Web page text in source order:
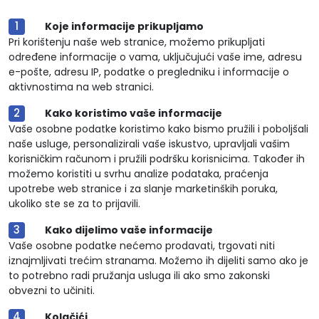
Koje informacije prikupljamo
Pri korištenju naše web stranice, možemo prikupljati
određene informacije o vama, uključujući vaše ime, adresu
e-pošte, adresu IP, podatke o pregledniku i informacije o
aktivnostima na web stranici.
Kako koristimo vaše informacije
Vaše osobne podatke koristimo kako bismo pružili i poboljšali
naše usluge, personalizirali vaše iskustvo, upravljali vašim
korisničkim računom i pružili podršku korisnicima. Također ih
možemo koristiti u svrhu analize podataka, praćenja
upotrebe web stranice i za slanje marketinških poruka,
ukoliko ste se za to prijavili.
Kako dijelimo vaše informacije
Vaše osobne podatke nećemo prodavati, trgovati niti
iznajmljivati trećim stranama. Možemo ih dijeliti samo ako je
to potrebno radi pružanja usluga ili ako smo zakonski
obvezni to učiniti.